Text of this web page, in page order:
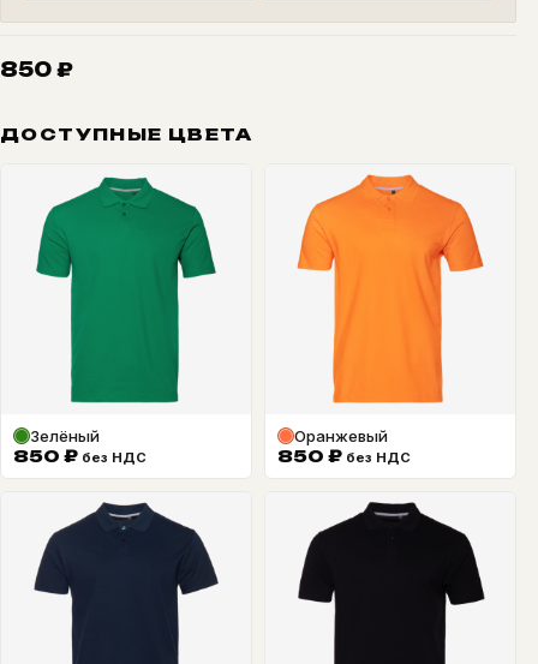
850 ₽
ДОСТУПНЫЕ ЦВЕТА
Зелёный
850 ₽ без НДС
Оранжевый
850₽ без НДС